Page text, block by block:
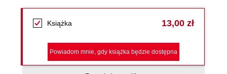
Książka 13,00 zł
Powiadom mnie, gdy książka będzie dostępna